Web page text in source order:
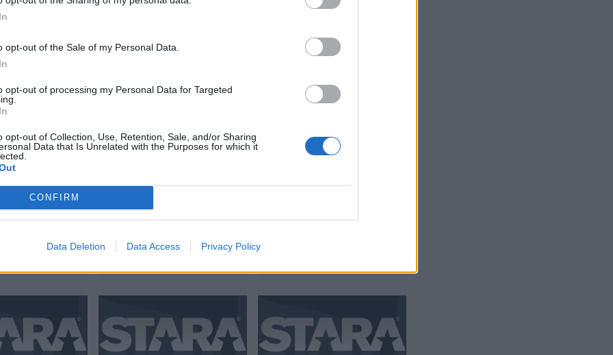
opt-out of the Sale of my Personal Data.
opt-out of processing my Personal Data for Targeted
opt-out of Collection, Use, Retention, Sale, and/or Sharing
Data that Is Unrelated with the Purposes for which it
CONFIRM
Data Deletion Data Access Privacy Policy
Secret -
”Urani
21.11.2017, 20:00
Gigi Hadidia ja
päästetty Kiinaan
Victoria’s Secret -
muotinäytöksen
21.11.2017, 8:00
Silmänruokaa
Victorian enkelit